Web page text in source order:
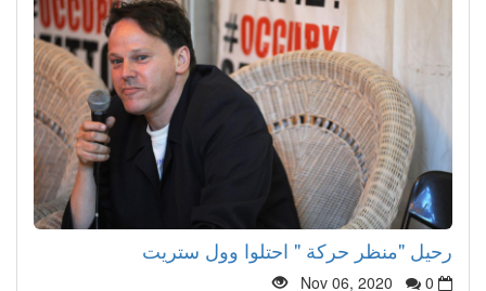
رحيل "منظر حركة " احتلوا وول ستريت
Nov 06, 2020 0